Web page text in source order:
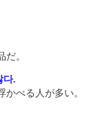
。
다.
べる人が多い。